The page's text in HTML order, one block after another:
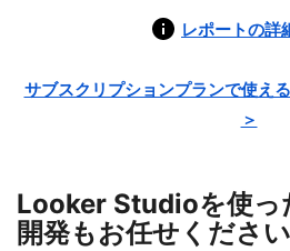
レポートの詳
サブスクリプションプランで使え
＞
Looker Studioを使っ
開発もお任せください